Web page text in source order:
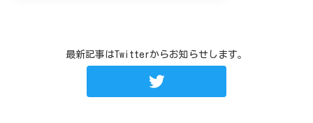
最新記事はTwitterからお知らせします。